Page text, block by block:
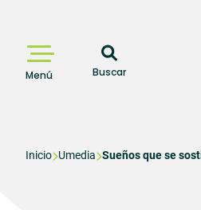
principal
Menú Buscar
Sobrescribir
Inicio Umedia Sueños que se